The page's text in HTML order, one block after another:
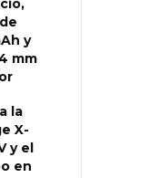
y
mm
la
X-
y el
en